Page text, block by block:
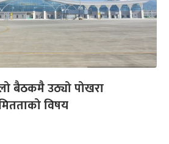
बैठकमै उठ्यो पोखरा
विषय